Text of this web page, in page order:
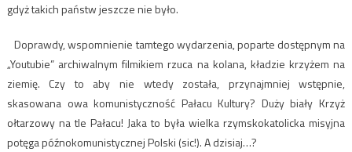
gdyż takich państw jeszcze nie było.
Doprawdy, wspomnienie tamtego wydarzenia, poparte dostępnym na
„Youtubie” archiwalnym filmikiem rzuca na kolana, kładzie krzyżem na
ziemię. Czy to aby nie wtedy została, przynajmniej wstępnie,
skasowana owa komunistyczność Pałacu Kultury? Duży biały Krzyż
ołtarzowy na tle Pałacu! Jaka to była wielka rzymskokatolicka misyjna
potęga późnokomunistycznej Polski (sic!). A dzisiaj…?